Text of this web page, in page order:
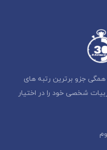
جزو برترین رتبه های
شخصی خود را در اختیار